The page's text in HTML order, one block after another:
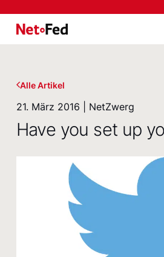
NetFederation GmbH
Alle Artikel
21. März 2016 | NetZwerg
Have you set up